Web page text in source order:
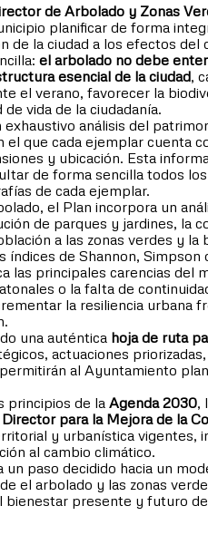
de Arbolado y Zonas
planificar de forma
de la ciudad a los efectos del
el arbolado no debe
esencial de la ciudad,
el verano, favorecer la
vida de la ciudadanía.
exhaustivo análisis del
el que cada ejemplar cuenta
y ubicación. Esta
de forma sencilla todos
de cada ejemplar.
el Plan incorpora un
de parques y jardines, la
a las zonas verdes y
índices de Shannon, Simpson
las principales carencias del
o la falta de
la resiliencia urbana
una auténtica hoja de ruta
actuaciones
al Ayuntamiento
principios de la Agenda 2030,
para la Mejora de la
y urbanística vigentes,
al cambio climático.
paso decidido hacia un
el arbolado y las zonas
bienestar presente y futuro